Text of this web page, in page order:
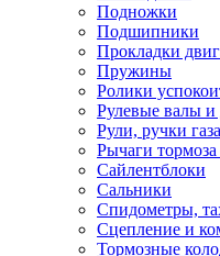
Подножки
Подшипники
Прокладки
Пружины
Ролики
Рулевые валы и
Рули, ручки
Рычаги
Сайлентблоки
Сальники
Спидометры,
Сцепление и
Тормозные